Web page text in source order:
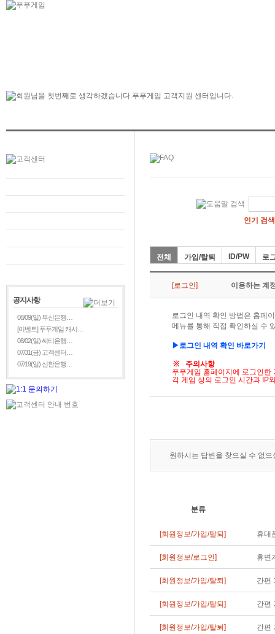
공지사항
08/09(일) 부산은행…
[이벤트] 푸푸게임 캐시…
08/02(일) 씨티은행…
07/31(금) 고객센터…
07/19(일) 신한은행…
인기 검
전체 가입/탈퇴 ID/PW 로
[로그인] 이용하는 계
로그인 내역 확인 방법은 홈페
메뉴를 통해 직접 확인하실 수
▶로그인 내역 확인 바로가기
※
주의사항
푸푸게임 홈페이지에 로그인
각 게임 상의 로그인 시간과 IP
원하시는 답변을 찾으실 수 없
분류
[회원정보/가입/탈퇴] 휴대
[회원정보/로그인] 휴면
[회원정보/가입/탈퇴] 간편
[회원정보/가입/탈퇴] 간편
[회원정보/가입/탈퇴] 간편